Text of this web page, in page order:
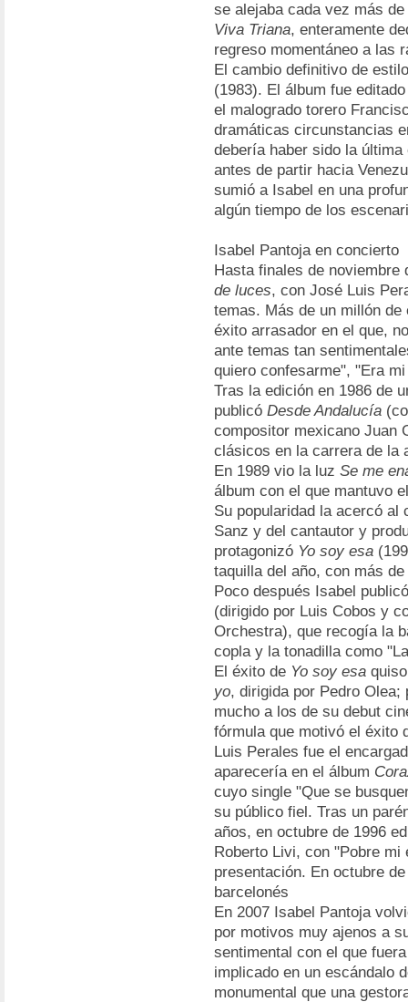
se alejaba cada vez más
Viva Triana, enteramente
regreso momentáneo a las
El cambio definitivo de
(1983). El álbum fue
el malogrado torero
dramáticas circunstancias
debería haber sido la
antes de partir hacia
sumió a Isabel en una
algún tiempo de los
Isabel Pantoja en concierto
Hasta finales de
de luces, con José Luis
temas. Más de un millón de
éxito arrasador en el que,
ante temas tan
quiero confesarme", "Era
Tras la edición en 1986 de
publicó Desde Andalucía
compositor mexicano Juan
clásicos en la carrera de la
En 1989 vio la luz Se me
álbum con el que mantuvo
Su popularidad la acercó al
Sanz y del cantautor y
protagonizó Yo soy esa
taquilla del año, con más
Poco después Isabel
(dirigido por Luis Cobos y
Orchestra), que recogía la
copla y la tonadilla como
El éxito de Yo soy esa
yo, dirigida por Pedro
mucho a los de su debut
fórmula que motivó el éxito
Luis Perales fue el
aparecería en el álbum
cuyo single "Que se
su público fiel. Tras un
años, en octubre de 1996
Roberto Livi, con "Pobre mi
presentación. En octubre
barcelonés
En 2007 Isabel Pantoja
por motivos muy ajenos a
sentimental con el que
implicado en un escándalo
monumental que una